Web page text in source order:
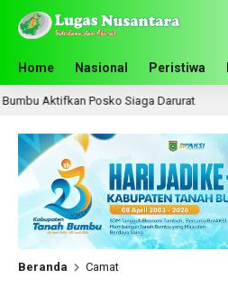
Home Nasional Peristiwa
Aktifkan Posko Siaga Darurat
Beranda Camat